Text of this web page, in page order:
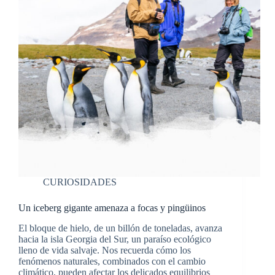
CURIOSIDADES
Un iceberg gigante amenaza a focas y pingüinos
El bloque de hielo, de un billón de toneladas, avanza
hacia la isla Georgia del Sur, un paraíso ecológico
lleno de vida salvaje. Nos recuerda cómo los
fenómenos naturales, combinados con el cambio
climático, pueden afectar los delicados equilibrios